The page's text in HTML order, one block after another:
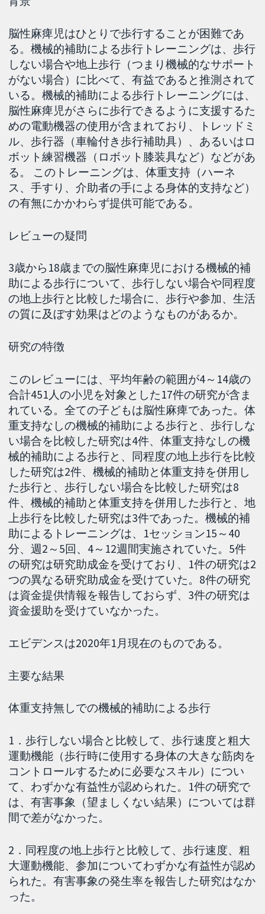
脳性麻痺児はひとりで歩行することが困難であ
る。機械的補助による歩行トレーニングは、歩行
しない場合や地上歩行（つまり機械的なサポート
がない場合）に比べて、有益であると推測されて
いる。機械的補助による歩行トレーニングには、
脳性麻痺児がさらに歩行できるように支援するた
めの電動機器の使用が含まれており、トレッドミ
ル、歩行器（車輪付き歩行補助具）、あるいはロ
ボット練習機器（ロボット膝装具など）などがあ
る。 このトレーニングは、体重支持（ハーネ
ス、手すり、介助者の手による身体的支持など）
の有無にかかわらず提供可能である。
レビューの疑問
3歳から18歳までの脳性麻痺児における機械的補
助による歩行について、歩行しない場合や同程度
の地上歩行と比較した場合に、歩行や参加、生活
の質に及ぼす効果はどのようなものがあるか。
研究の特徴
このレビューには、平均年齢の範囲が4～14歳の
合計451人の小児を対象とした17件の研究が含ま
れている。全ての子どもは脳性麻痺であった。体
重支持なしの機械的補助による歩行と、歩行しな
い場合を比較した研究は4件、体重支持なしの機
械的補助による歩行と、同程度の地上歩行を比較
した研究は2件、機械的補助と体重支持を併用し
た歩行と、歩行しない場合を比較した研究は8
件、機械的補助と体重支持を併用した歩行と、地
上歩行を比較した研究は3件であった。機械的補
助によるトレーニングは、1セッション15～40
分、週2～5回、4～12週間実施されていた。5件
の研究は研究助成金を受けており、1件の研究は2
つの異なる研究助成金を受けていた。8件の研究
は資金提供情報を報告しておらず、3件の研究は
資金援助を受けていなかった。
エビデンスは2020年1月現在のものである。
主要な結果
体重支持無しでの機械的補助による歩行
1．歩行しない場合と比較して、歩行速度と粗大
運動機能（歩行時に使用する身体の大きな筋肉を
コントロールするために必要なスキル）につい
て、わずかな有益性が認められた。1件の研究で
は、有害事象（望ましくない結果）については群
間で差がなかった。
2．同程度の地上歩行と比較して、歩行速度、粗
大運動機能、参加についてわずかな有益性が認め
られた。有害事象の発生率を報告した研究はなか
った。